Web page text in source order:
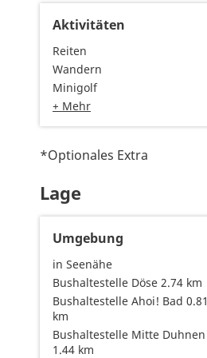
Aktivitäten
Reiten
Wandern
Minigolf
+ Mehr
*Optionales Extra
Lage
Umgebung
in Seenähe
Bushaltestelle Döse 2.74 km
Bushaltestelle Ahoi! Bad 0.81
km
Bushaltestelle Mitte Duhnen
1.44 km